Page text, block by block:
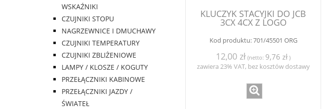
WSKAŹNIKI
CZUJNIKI STOPU
NAGRZEWNICE I DMUCHAWY
CZUJNIKI TEMPERATURY
CZUJNIKI ZBLIŻENIOWE
LAMPY / KLOSZE / KOGUTY
PRZEŁĄCZNIKI KABINOWE
PRZEŁĄCZNIKI JAZDY /
ŚWIATEŁ
KLUCZYK STACYJKI DO JCB
3CX 4CX Z LOGO
Kod produktu:701/45501 ORG
12,00 zł (netto: 9,76 zł )
zawiera 23% VAT, bez kosztów dostawy